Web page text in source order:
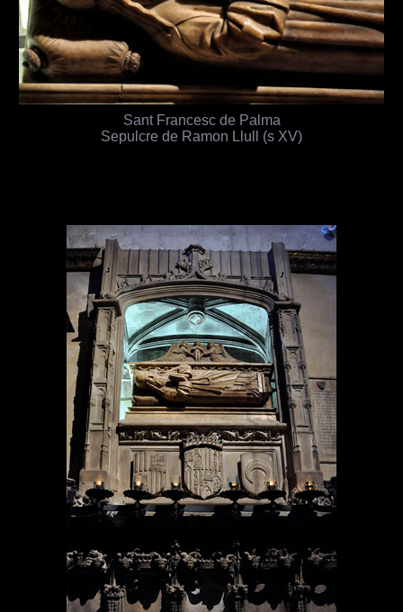
Sant Francesc de Palma
Sepulcre de Ramon Llull (s XV)